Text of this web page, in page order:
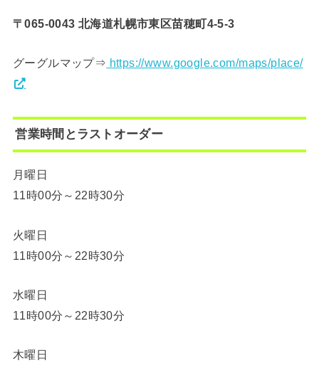
〒065-0043 北海道札幌市東区苗穂町4-5-3
グーグルマップ⇒ https://www.google.com/maps/place/
営業時間とラストオーダー
月曜日
11時00分～22時30分
火曜日
11時00分～22時30分
水曜日
11時00分～22時30分
木曜日